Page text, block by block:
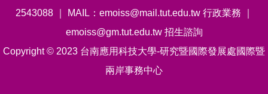
2543088 ｜ MAIL：emoiss@mail.tut.edu.tw 行政業務 ｜
emoiss@gm.tut.edu.tw 招生諮詢
Copyright © 2023 台南應用科技大學-研究暨國際發展處國際暨
兩岸事務中心